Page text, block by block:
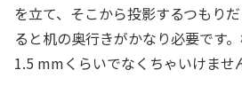
を立て、そこから投影するつもり
ると机の奥行きがかなり必要です
1.5 mmくらいでなくちゃいけませ